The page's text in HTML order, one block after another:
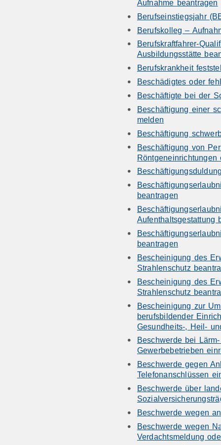
Aufnahme beantragen
Berufseinstiegsjahr
Berufskolleg –
Berufskraftfahrer-
Ausbildungsstätte
Berufskrankheit
Beschädigtes oder
Beschäftigte bei der
Beschäftigung einer
melden
Beschäftigung
Beschäftigung von
beantragen
Aufenthaltsgestattung
beantragen
Bescheinigung des
Strahlenschutz
Bescheinigung des
Strahlenschutz
Bescheinigung zur
berufsbildender
Gesundheits-, Heil-
Beschwerde bei
Gewerbebetrieben
Beschwerde gegen
Telefonanschlüssen
Beschwerde über
Beschwerde wegen
Beschwerde wegen
Verdachtsmeldung